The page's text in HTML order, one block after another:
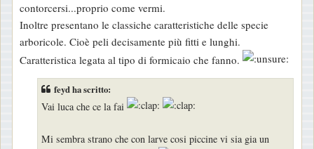
contorcersi...proprio come vermi.
Inoltre presentano le classiche caratteristiche delle specie
arboricole. Cioè peli decisamente più fitti e lunghi.
Caratteristica legata al tipo di formicaio che fanno.
feyd ha scritto:
Vai luca che ce la fai
Mi sembra strano che con larve cosi piccine vi sia gia un